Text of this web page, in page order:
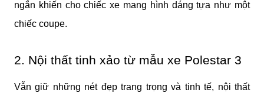
ngắn khiến cho chiếc xe mang hình dáng tựa như một
chiếc coupe.
2. Nội thất tinh xảo từ mẫu xe Polestar 3
Vẫn giữ những nét đẹp trang trọng và tinh tế, nội thất